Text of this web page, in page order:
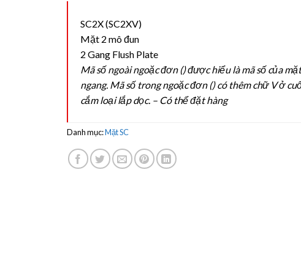
SC2X (SC2XV)
Mặt 2 mô đun
2 Gang Flush Plate
Mã số ngoài ngoặc đơn () được hiểu là mã số của
ngang. Mã số trong ngoặc đơn () có thêm chữ V ở
cắm loại lắp dọc. – Có thể đặt hàng
Danh mục:Mặt SC